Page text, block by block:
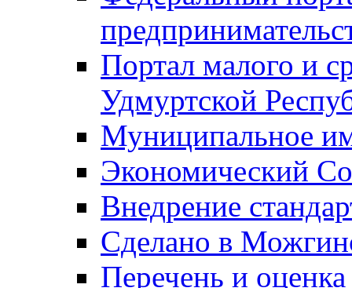
Портал малого и
Удмуртской
Муниципальное
Экономический
Внедрение
Сделано в
Перечень и